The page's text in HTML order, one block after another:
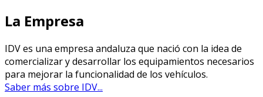
La Empresa
IDV es una empresa andaluza que nació con la idea de
comercializar y desarrollar los equipamientos necesarios
para mejorar la funcionalidad de los vehículos.
Saber más sobre IDV...